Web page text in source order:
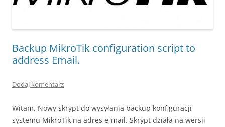
Backup MikroTik configuration script to
address Email.
Dodaj komentarz
Witam. Nowy skrypt do wysyłania backup konfiguracji
systemu MikroTik na adres e-mail. Skrypt działa na wersji